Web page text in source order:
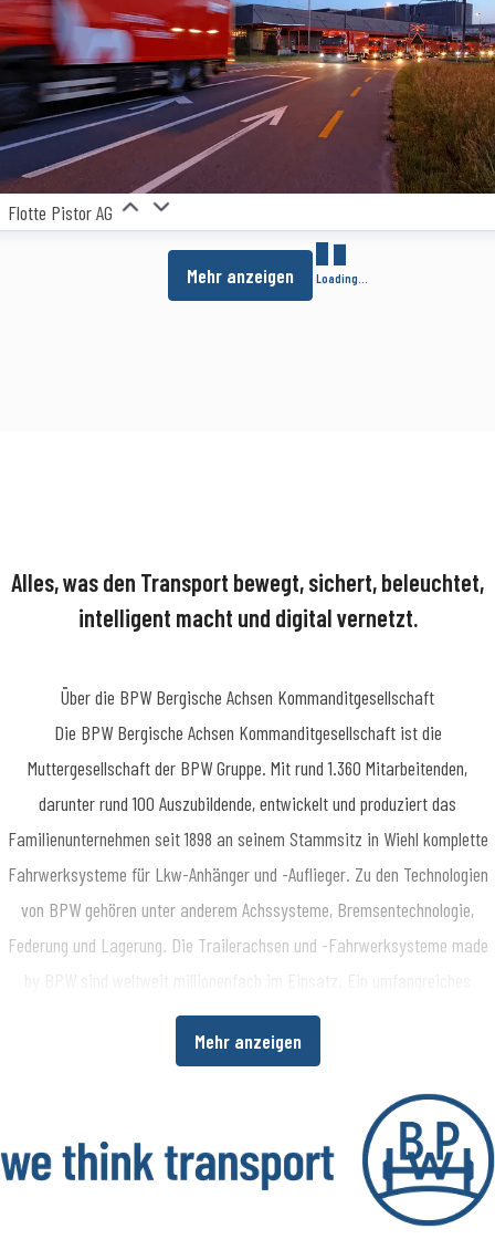
Flotte Pistor AG
Mehr anzeigen Loading...
Alles, was den Transport bewegt, sichert, beleuchtet,
intelligent macht und digital vernetzt.
Mehr anzeigen
Über die BPW Bergische Achsen Kommanditgesellschaft
​Die BPW Bergische Achsen Kommanditgesellschaft ist die
Muttergesellschaft der BPW Gruppe. Mit rund 1.360 Mitarbeitenden,
darunter rund 100 Auszubildende, entwickelt und produziert das
Familienunternehmen seit 1898 an seinem Stammsitz in Wiehl komplette
Fahrwerksysteme für Lkw-Anhänger und -Auflieger. Zu den Technologien
von BPW gehören unter anderem Achssysteme, Bremsentechnologie,
Federung und Lagerung. Die Trailerachsen und -Fahrwerksysteme made
by BPW sind weltweit millionenfach im Einsatz. Ein umfangreiches
darüber hinaus die Möglichkeit, die Wirtschaftlichkeit in ihren
Über die BPW Gruppe
​Die BPW Gruppe erforscht, entwickelt und produziert alles, was den
Transport bewegt, sichert, beleuchtet, intelligent macht und digital